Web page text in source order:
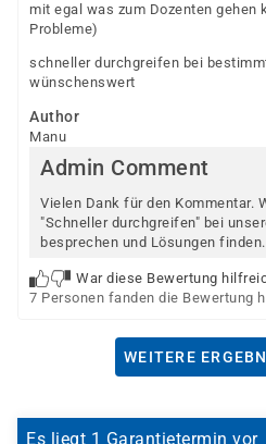
mit egal was zum Dozenten gehen
Probleme)
schneller durchgreifen bei
wünschenswert
Author
Manu
Admin Comment
Vielen Dank für den Kommentar.
"Schneller durchgreifen" bei
besprechen und Lösungen finden.
War diese Bewertung
7 Personen fanden die Bewertung
WEITERE
Es liegt 1 Garantietermin vor